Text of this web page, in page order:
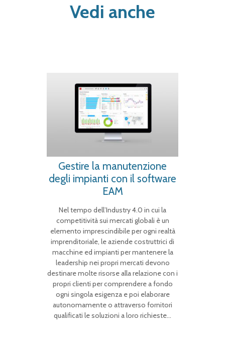
Vedi anche
Gestire la manutenzione
degli impianti con il software
EAM
Nel tempo dell’Industry 4.0 in cui la
competitività sui mercati globali è un
elemento imprescindibile per ogni realtà
imprenditoriale, le aziende costruttrici di
macchine ed impianti per mantenere la
leadership nei propri mercati devono
destinare molte risorse alla relazione con i
propri clienti per comprendere a fondo
ogni singola esigenza e poi elaborare
autonomamente o attraverso fornitori
qualificati le soluzioni a loro richieste…